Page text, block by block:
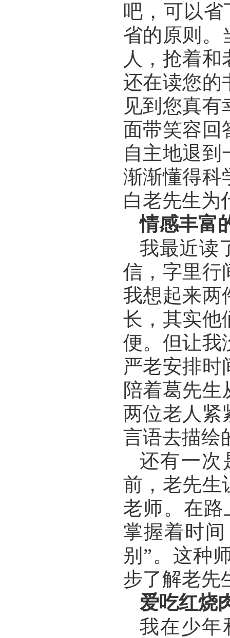
吧，可以
省的原则。
人，抢着
还在读您的
见到您真
面带笑容回
自主地退
渐渐懂得科
白老先生为
情感丰富
我最近读
信，字里行
我想起来两
长，其实他
便。但让我
严老安排时
陪着葛先
两位老人紧
言语去描绘
还有一次
前，老先生
老师。在
掌握着时
别”。这种
步了解老先
爱吃红烧
我在少年